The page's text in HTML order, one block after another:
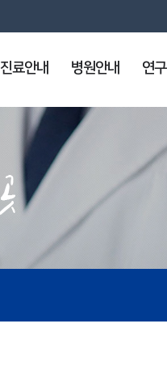
진료안내 병원안내 연구